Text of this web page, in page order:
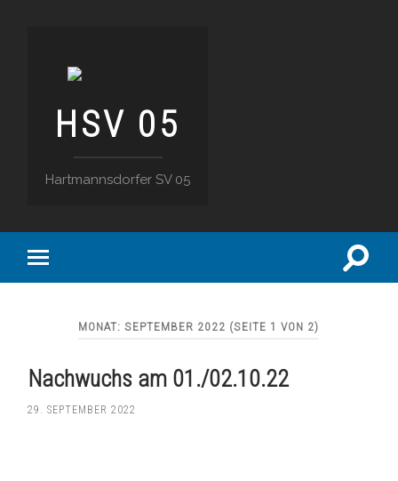
HSV 05
Hartmannsdorfer SV 05
Mobile-
Menü
MONAT:SEPTEMBER 2022 (SEITE 1 VON 2)
Nachwuchs am 01./02.10.22
29. SEPTEMBER 2022